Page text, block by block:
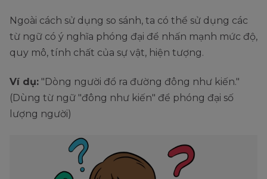
Ngoài cách sử dụng so sánh, ta có thể sử dụng các
từ ngữ có ý nghĩa phóng đại để nhấn mạnh mức độ,
quy mô, tính chất của sự vật, hiện tượng.
Ví dụ: "Dòng người đổ ra đường đông như kiến."
(Dùng từ ngữ "đông như kiến" để phóng đại số
lượng người)